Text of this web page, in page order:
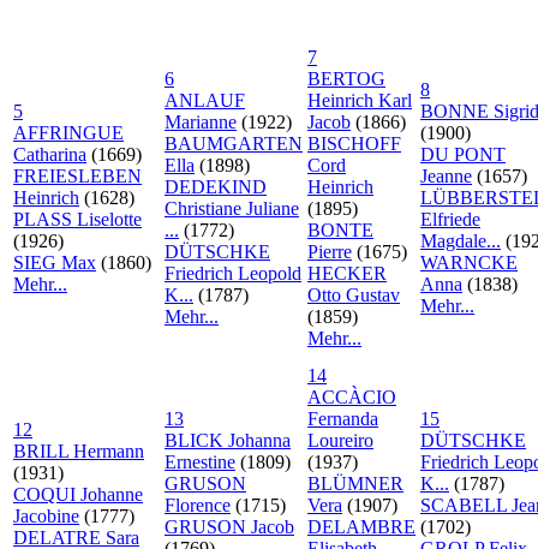
5
AFFRINGUE
Catharina (1669)
FREIESLEBEN
Heinrich (1628)
PLASS Liselotte
(1926)
SIEG Max (1860)
Mehr...
6
ANLAUF
Marianne (1922)
BAUMGARTEN
Ella (1898)
DEDEKIND
Christiane Juliane
... (1772)
DÜTSCHKE
Friedrich Leopold
K... (1787)
Mehr...
7
BERTOG
Heinrich Karl
Jacob (1866)
BISCHOFF
Cord
Heinrich
(1895)
BONTE
Pierre (1675)
HECKER
Otto Gustav
(1859)
Mehr...
8
BONNE Sigrid
(1900)
DU PONT
Jeanne (1657)
Elfriede
Magdale...
WARNCKE
Anna (1838)
Mehr...
12
BRILL Hermann
(1931)
COQUI Johanne
Jacobine (1777)
DELATRE Sara
13
BLICK Johanna
Ernestine (1809)
GRUSON
Florence (1715)
GRUSON Jacob
14
ACCÀCIO
Fernanda
Loureiro
(1937)
BLÜMNER
Vera (1907)
DELAMBRE
15
DÜTSCHKE
Friedrich
K... (1787)
SCABELL
(1702)